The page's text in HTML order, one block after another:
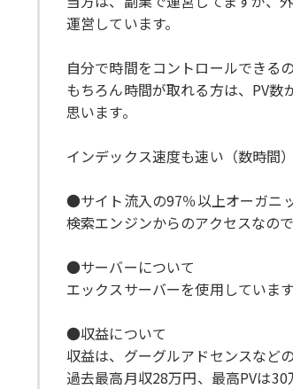
運営しています。
自分で時間をコントロールできる
もちろん時間が取れる方は、PV
思います。
インデックス速度も速い（数時間
●サイト流入の97％以上オーガニ
検索エンジンからのアクセスなの
●サーバーについて
エックスサーバーを使用しています
●収益について
収益は、グーグルアドセンスなど
過去最高月収28万円、最高PVは30